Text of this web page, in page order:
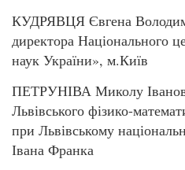
КУДРЯВЦЯ Євгена
директора Національного
наук України», м.Київ
ПЕТРУНІВА Миколу
Львівського фізико-
при Львівському
Івана Франка